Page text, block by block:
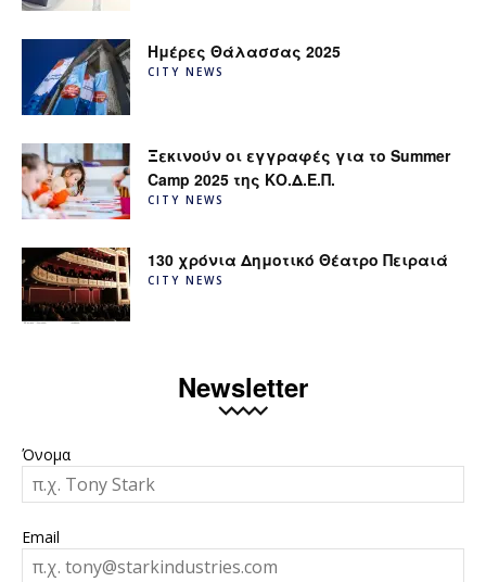
Ημέρες Θάλασσας 2025
CITY NEWS
Ξεκινούν οι εγγραφές για το Summer
Camp 2025 της ΚΟ.Δ.Ε.Π.
CITY NEWS
130 χρόνια Δημοτικό Θέατρο Πειραιά
CITY NEWS
Newsletter
Όνομα
Email